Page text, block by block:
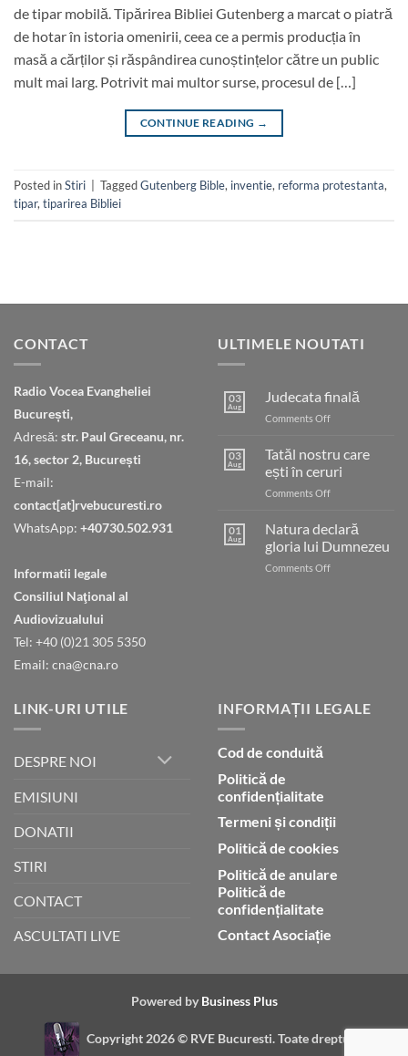
de tipar mobilă. Tipărirea Bibliei Gutenberg a marcat o piatră
de hotar în istoria omenirii, ceea ce a permis producția în
masă a cărților și răspândirea cunoștințelor către un public
mult mai larg. Potrivit mai multor surse, procesul de […]
CONTINUE READING →
Posted inStiri TaggedGutenberg Bible, inventie, reforma protestanta,
tipar, tiparirea Bibliei
CONTACT
Radio Vocea Evangheliei
București,
Adresă: str. Paul Greceanu, nr.
16, sector 2, București
E-mail:
contact[at]rvebucuresti.ro
WhatsApp: +40730.502.931
Informatii legale
Consiliul Naţional al
Audiovizualului
Tel: +40 (0)21 305 5350
Email: cna@cna.ro
ULTIMELE NOUTATI
03
Aug
Judecata finală
Comments Offon
03
Aug
Tatăl nostru care
ești în ceruri
Comments Offon
nostru
care
ești
în
01
Aug
Natura declară
gloria lui Dumnezeu
Comments Offon
LINK-URI UTILE
DESPRE NOI
EMISIUNI
DONATII
STIRI
CONTACT
ASCULTATI LIVE
INFORMAȚII LEGALE
Cod de conduită
Politică de
confidențialitate
Termeni și condiții
Politică de cookies
Politică de anulare
Politică de
confidențialitate
Contact Asociație
Powered by Business Plus
Copyright 2026 © RVE Bucuresti. Toate drepturile